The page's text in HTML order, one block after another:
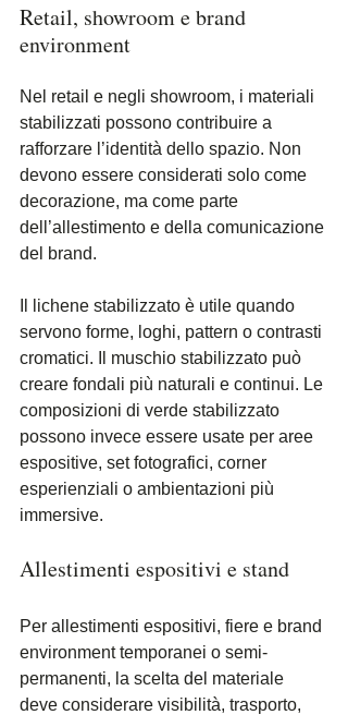
Retail, showroom e brand
environment
Nel retail e negli showroom, i materiali
stabilizzati possono contribuire a
rafforzare l’identità dello spazio. Non
devono essere considerati solo come
decorazione, ma come parte
dell’allestimento e della comunicazione
del brand.
Il lichene stabilizzato è utile quando
servono forme, loghi, pattern o contrasti
cromatici. Il muschio stabilizzato può
creare fondali più naturali e continui. Le
composizioni di verde stabilizzato
possono invece essere usate per aree
espositive, set fotografici, corner
esperienziali o ambientazioni più
immersive.
Allestimenti espositivi e stand
Per allestimenti espositivi, fiere e brand
environment temporanei o semi-
permanenti, la scelta del materiale
deve considerare visibilità, trasporto,